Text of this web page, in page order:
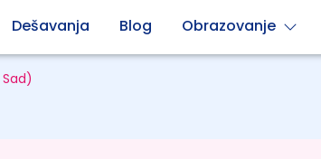
Dešavanja Blog Obrazovanje